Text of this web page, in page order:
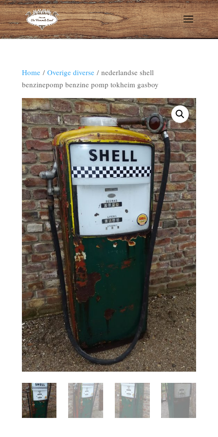
Home/ Overige diverse/ nederlandse shell
benzinepomp benzine pomp tokheim gasboy